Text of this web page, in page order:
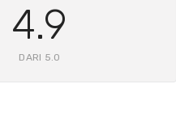
4.9
DARI 5.0